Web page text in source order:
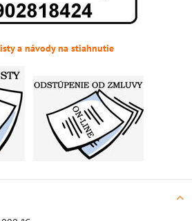
a návody na stiahnutie